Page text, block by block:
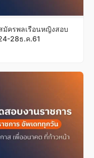
ครพลเรือนหญิงสอบ
28ธ.ค.61